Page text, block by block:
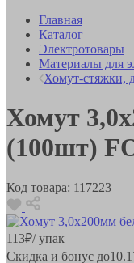
Главная
Каталог
Электротовары
Материалы для
Хомут-стяжки,
Хомут
(100шт)
Код товара: 117223
113₽/ упак
Скидка и бонус до